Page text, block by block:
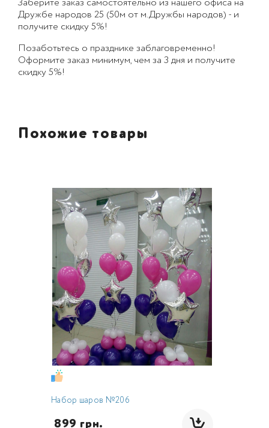
Заберите заказ самостоятельно из нашего офиса на
Дружбе народов 25 (50м от м.Дружбы народов) - и
получите скидку 5%!
Позаботьтесь о празднике заблаговременно!
Оформите заказ минимум, чем за 3 дня и получите
скидку 5%!
Похожие товары
Набор шаров №206
899 грн.